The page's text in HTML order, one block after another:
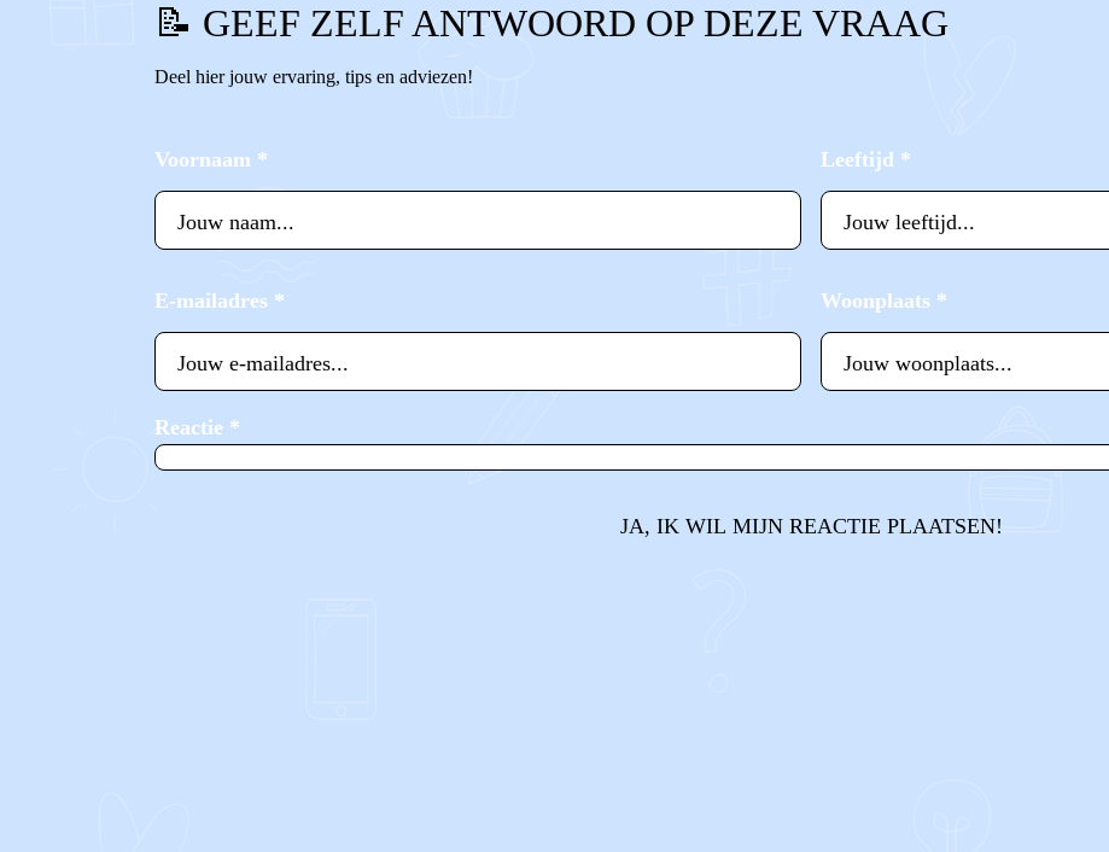
📝 GEEF ZELF ANTWOORD OP DEZE VRAAG
Deel hier jouw ervaring, tips en adviezen!
Voornaam * Leeftijd *
E-mailadres * Woonplaats *
Reactie *
JA, IK WIL MIJN REACTIE PLAATSEN!